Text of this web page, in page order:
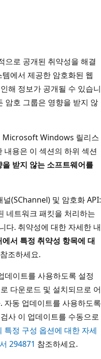
으로 공개된 취약성을 해결
에서 제공한 암호화된 웹
해 정보가 공개될 수 있습니
암호 그룹은 영향을 받지 않
Microsoft Windows 릴리스
내용은 이 섹션의 하위 섹션
받지 않는 소프트웨어를
(SChannel) 및 암호화 API:
네트워크 패킷을 처리하는
다. 취약성에 대한 자세한 내
에서 특정 취약성 항목에 대
조하세요.
데이트를 사용하도록 설정
다운로드 및 설치되므로 어
자동 업데이트를 사용하도록
사 이 업데이트를 수동으로
특정 구성 옵션에 대한 자세
294871 참조하세요.